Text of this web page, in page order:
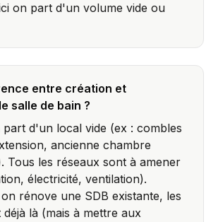
on part d'un volume vide ou
entre création et
salle de bain ?
part d'un local vide (ex : combles
ancienne chambre
Tous les réseaux sont à amener
électricité, ventilation).
rénove une SDB existante, les
là (mais à mettre aux